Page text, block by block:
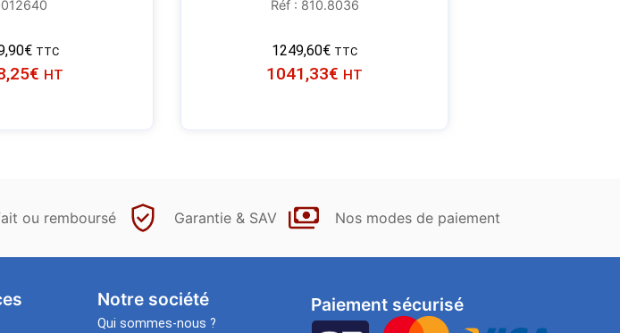
€ TTC
€ HT
Réf : 810.8036
1249,60€ TTC
1041,33€ HT
ou remboursé Garantie & SAV Nos modes de paiement
Notre société
Qui sommes-nous ?
Paiement sécurisé